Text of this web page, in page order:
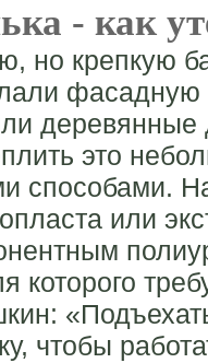
- как
но крепкую
фасадную
это
способами.
или
которого
чтобы